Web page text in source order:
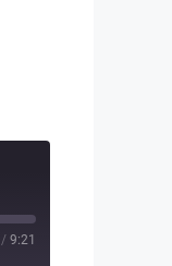
/ 9:21